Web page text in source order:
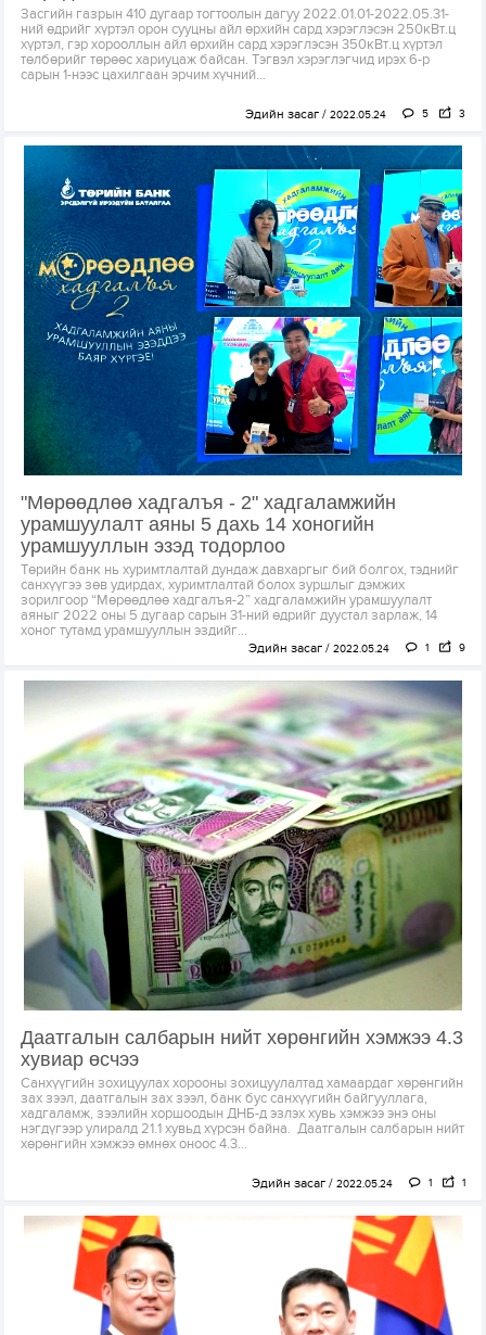
Засгийн газрын 410 дугаар тогтоолын дагуу 2022.01.01-2022.05.31-
ний өдрийг хүртэл орон сууцны айл өрхийн сард хэрэглэсэн 250кВт.ц
хүртэл, гэр хорооллын айл өрхийн сард хэрэглэсэн 350кВт.ц хүртэл
төлбөрийг төрөөс хариуцаж байсан. Тэгвэл хэрэглэгчид ирэх 6-р
сарын 1-нээс цахилгаан эрчим хүчний...
Эдийн засаг 2022.05.24 5 3
"Мөрөөдлөө хадгалъя - 2" хадгаламжийн
урамшуулалт аяны 5 дахь 14 хоногийн
урамшууллын эзэд тодорлоо
Төрийн банк нь хуримтлалтай дундаж давхаргыг бий болгох, тэднийг
санхүүгээ зөв удирдах, хуримтлалтай болох зуршлыг дэмжих
зорилгоор “Мөрөөдлөө хадгалъя-2” хадгаламжийн урамшуулалт
аяныг 2022 оны 5 дугаар сарын 31-ний өдрийг дуустал зарлаж, 14
хоног тутамд урамшууллын эздийг...
Эдийн засаг 2022.05.24 1 9
Даатгалын салбарын нийт хөрөнгийн хэмжээ 4.3
хувиар өсчээ
Санхүүгийн зохицуулах хорооны зохицуулалтад хамаардаг хөрөнгийн
зах зээл, даатгалын зах зээл, банк бус санхүүгийн байгууллага,
хадгаламж, зээлийн хоршоодын ДНБ-д эзлэх хувь хэмжээ энэ оны
нэгдүгээр улиралд 21.1 хувьд хүрсэн байна. Даатгалын салбарын нийт
хөрөнгийн хэмжээ өмнөх оноос 4.3...
Эдийн засаг 2022.05.24 1 1